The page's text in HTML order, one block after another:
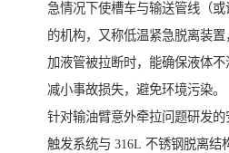
急情况下使槽车与输送管线（
的机构，又称低温紧急脱离装
加液管被拉断时，能确保液体不
减小事故损失，避免环境污染。
针对输油臂意外牵拉问题研发
触发系统与 316L 不锈钢脱离结